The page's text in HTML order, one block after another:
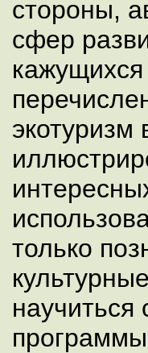
стороны,
сфер
экотуризм
только